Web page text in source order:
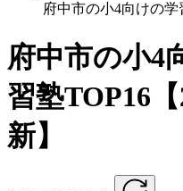
府中市の小4向けの学
府中市の小4
習塾TOP16
新】